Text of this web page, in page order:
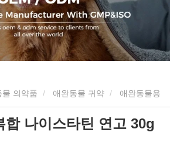
물 의약품 애완동물 귀약
합 나이스타틴 연고 30g